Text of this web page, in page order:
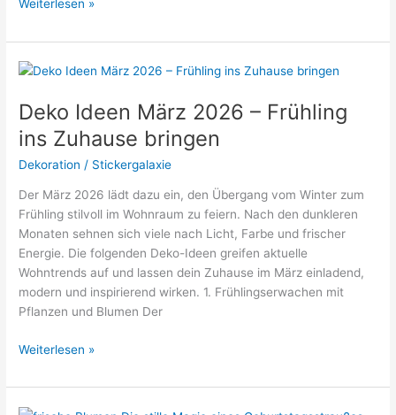
nach
Zahlen
deine
Deko
verwandeln
kann
Ein
kreativer
Leitfaden
für
Bastelbegeisterte
Weiterlesen »
Deko Ideen März 2026 – Frühling
ins Zuhause bringen
Dekoration / Stickergalaxie
Der März 2026 lädt dazu ein, den Übergang vom Winter zum
Frühling stilvoll im Wohnraum zu feiern. Nach den dunkleren
Monaten sehnen sich viele nach Licht, Farbe und frischer
Energie. Die folgenden Deko-Ideen greifen aktuelle
Wohntrends auf und lassen dein Zuhause im März einladend,
modern und inspirierend wirken. 1. Frühlingserwachen mit
Pflanzen und Blumen Der
Deko
März
2026
Weiterlesen »